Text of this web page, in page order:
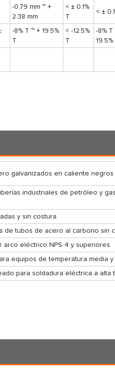
-0.79 mm ~ +
2.38 mm
< ± 0.1%
T
< ±
-8% T ~ + 19.5%
T
< -12.5%
T
-8% T
19.5%
galvanizados en caliente negros
industriales de petróleo y
y sin costura
de tubos de acero al carbono sin
arco eléctrico NPS 4 y superiores
equipos de temperatura media
para soldadura eléctrica a alta